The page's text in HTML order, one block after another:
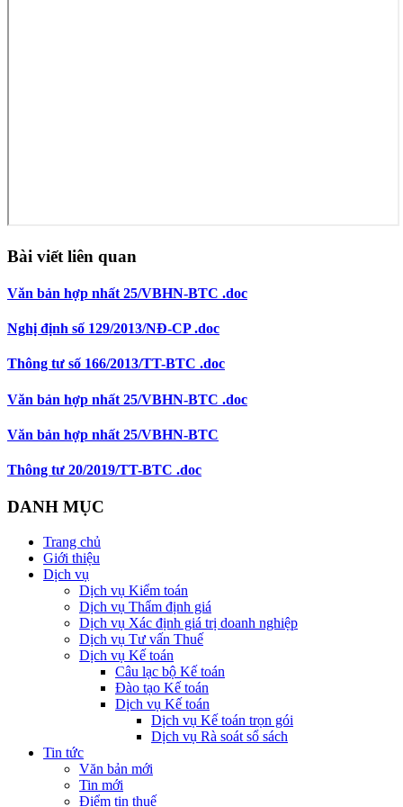
Bài viết liên quan
Văn bản hợp nhất 25/VBHN-BTC .doc
Nghị định số 129/2013/NĐ-CP .doc
Thông tư số 166/2013/TT-BTC .doc
Văn bản hợp nhất 25/VBHN-BTC .doc
Văn bản hợp nhất 25/VBHN-BTC
Thông tư 20/2019/TT-BTC .doc
DANH MỤC
Trang chủ
Giới thiệu
Dịch vụ
Dịch vụ Kiểm toán
Dịch vụ Thẩm định giá
Dịch vụ Xác định giá trị doanh nghiệp
Dịch vụ Tư vấn Thuế
Dịch vụ Kế toán
Câu lạc bộ Kế toán
Đào tạo Kế toán
Dịch vụ Kế toán
Dịch vụ Kế toán trọn gói
Dịch vụ Rà soát sổ sách
Tin tức
Văn bản mới
Tin mới
Điểm tin thuế